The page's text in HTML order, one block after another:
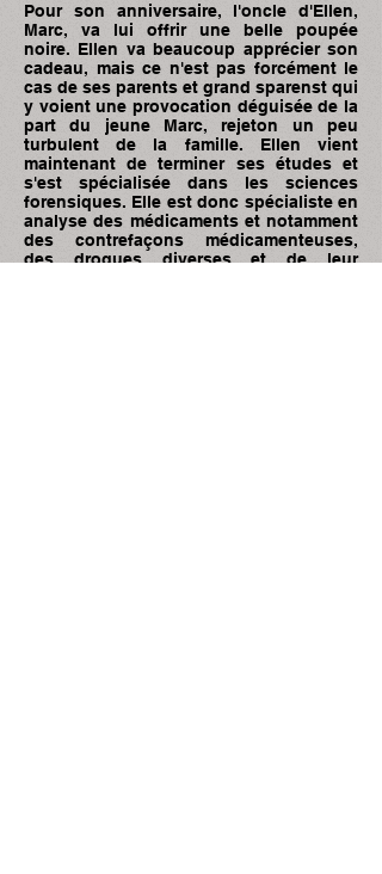
Pour son anniversaire, l'oncle d'Ellen,
Marc, va lui offrir une belle poupée
noire. Ellen va beaucoup apprécier son
cadeau, mais ce n'est pas forcément le
cas de ses parents et grand sparenst qui
y voient une provocation déguisée de la
part du jeune Marc, rejeton un peu
turbulent de la famille. Ellen vient
maintenant de terminer ses études et
s'est spécialisée dans les sciences
forensiques. Elle est donc spécialiste en
analyse des médicaments et notamment
des contrefaçons médicamenteuses,
des drogues diverses et de leur